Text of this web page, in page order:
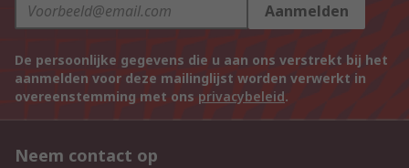
Aanmelden
De persoonlijke gegevens die u aan ons verstrekt bij het
aanmelden voor deze mailinglijst worden verwerkt in
overeenstemming met ons privacybeleid.
Neem contact op